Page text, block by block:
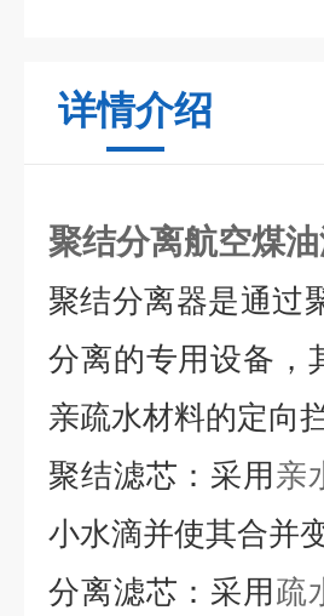
详情介绍
聚结分离航空煤
聚结分离器是通过
分离的专用设备
亲疏水材料的定向
聚结滤芯： 采用 亲
小水滴并使其合并
分离滤芯： 采用 疏